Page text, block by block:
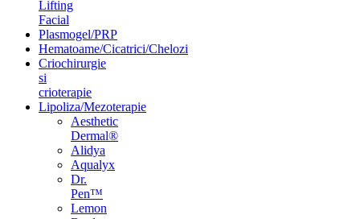
Lifting
Facial
Plasmogel/PRP
Hematoame/Cicatrici/Chelozi
Criochirurgie
si
crioterapie
Lipoliza/Mezoterapie
Aesthetic
Dermal®
Alidya
Aqualyx
Dr.
Pen™
Lemon